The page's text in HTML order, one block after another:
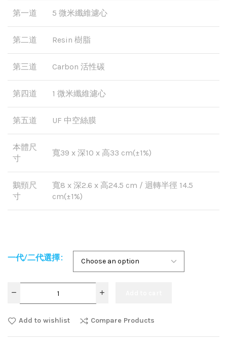
第一道 5 微米纖維濾心
第二道 Resin 樹脂
第三道 Carbon 活性碳
第四道 1 微米纖維濾心
第五道 UF 中空絲膜
本體尺
寸
寬39 x 深10 x 高33 cm(±1%)
鵝頸尺
寸
寬8 x 深2.6 x 高24.5 cm / 迴轉半徑 14.5
cm(±1%)
一代/二代選擇
Add to wishlist Compare Products